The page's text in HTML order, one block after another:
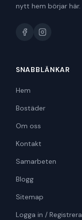
nytt hem börjar här.
SNABBLÄNKAR
Hem
Bostäder
Om oss
Kontakt
Samarbeten
Blogg
Sitemap
Logga in / Registrera